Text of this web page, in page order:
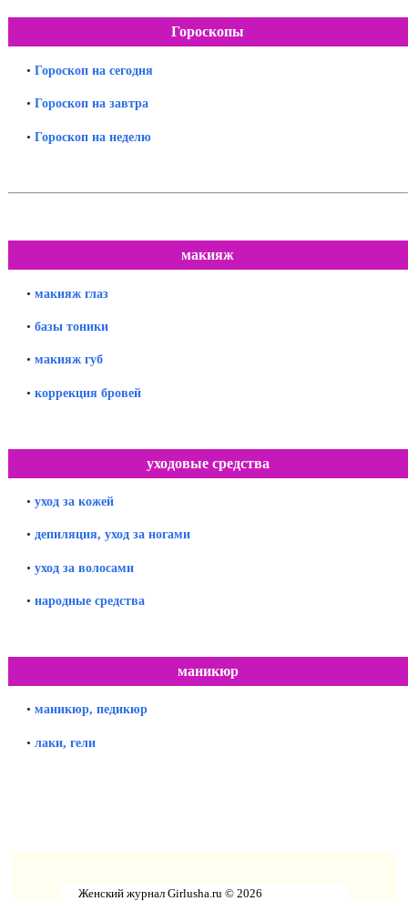
Гороскопы
• Гороскоп на сегодня
• Гороскоп на завтра
• Гороскоп на неделю
макияж
• макияж глаз
• базы тоники
• макияж губ
• коррекция бровей
уходовые средства
• уход за кожей
• депиляция, уход за ногами
• уход за волосами
• народные средства
маникюр
• маникюр, педикюр
• лаки, гели
Женский журнал Girlusha.ru © 2026